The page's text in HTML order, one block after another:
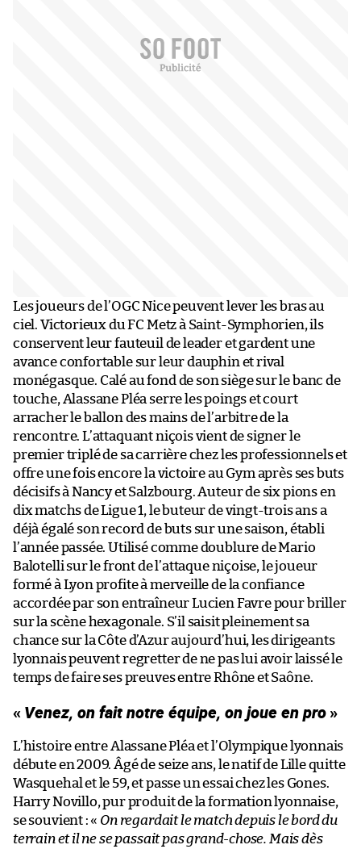
Les joueurs de l’OGC Nice peuvent lever les bras au
ciel. Victorieux du FC Metz à Saint-Symphorien, ils
conservent leur fauteuil de leader et gardent une
avance confortable sur leur dauphin et rival
monégasque. Calé au fond de son siège sur le banc de
touche, Alassane Pléa serre les poings et court
arracher le ballon des mains de l’arbitre de la
rencontre. L’attaquant niçois vient de signer le
premier triplé de sa carrière chez les professionnels et
offre une fois encore la victoire au Gym après ses buts
décisifs à Nancy et Salzbourg. Auteur de six pions en
dix matchs de Ligue 1, le buteur de vingt-trois ans a
déjà égalé son record de buts sur une saison, établi
l’année passée. Utilisé comme doublure de Mario
Balotelli sur le front de l’attaque niçoise, le joueur
formé à Lyon profite à merveille de la confiance
accordée par son entraîneur Lucien Favre pour briller
sur la scène hexagonale. S’il saisit pleinement sa
chance sur la Côte d’Azur aujourd’hui, les dirigeants
lyonnais peuvent regretter de ne pas lui avoir laissé le
temps de faire ses preuves entre Rhône et Saône.
«Venez, on fait notre équipe, on joue en pro»
L’histoire entre Alassane Pléa et l’Olympique lyonnais
débute en 2009. Âgé de seize ans, le natif de Lille quitte
Wasquehal et le 59, et passe un essai chez les Gones.
Harry Novillo, pur produit de la formation lyonnaise,
se souvient : « On regardait le match depuis le bord du
terrain et il ne se passait pas grand-chose. Mais dès